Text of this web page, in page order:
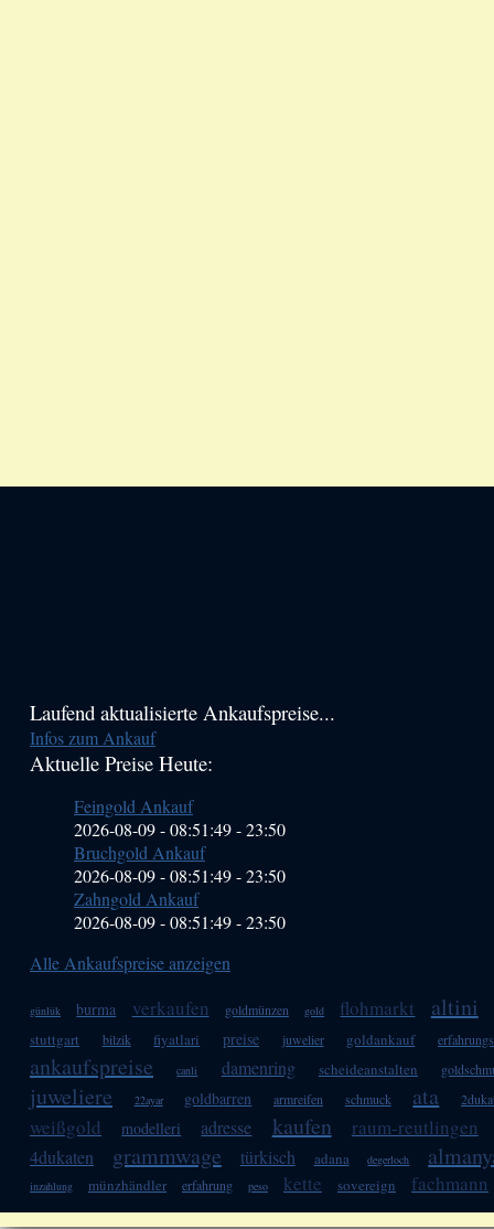
Haupt-
Sidebar
Laufend aktualisierte Ankaufspreise...
Infos zum Ankauf
Aktuelle Preise Heute:
Feingold Ankauf
2026-08-09 - 08:51:49-23:50
Bruchgold Ankauf
2026-08-09 - 08:51:49-23:50
Zahngold Ankauf
2026-08-09 - 08:51:49-23:50
Alle Ankaufspreise anzeigen
günlük burma verkaufen goldmünzen gold flohmarkt altini
stuttgart bilzik fiyatlari preise juwelier goldankauf
ankaufspreise canli damenring scheideanstalten
juweliere 22ayar goldbarren armreifen schmuck ata
weißgold modelleri adresse kaufen raum-reutlingen
4dukaten grammwage türkisch adana degerloch
inzahlung münzhändler erfahrung peso kette sovereign fachmann